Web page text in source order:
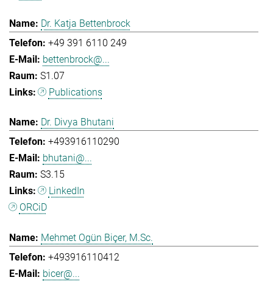
Dr. Katja Bettenbrock
+49 391 6110 249
bettenbrock@...
S1.07
Publications
Dr. Divya Bhutani
+493916110290
bhutani@...
S3.15
LinkedIn
ORCiD
Mehmet Ogün Biçer, M.Sc.
+493916110412
bicer@...